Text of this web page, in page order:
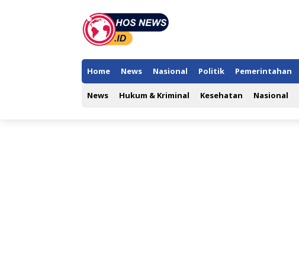
Home News Nasional Politik Pemerintahan
News Hukum & Kriminal Kesehatan Nasional